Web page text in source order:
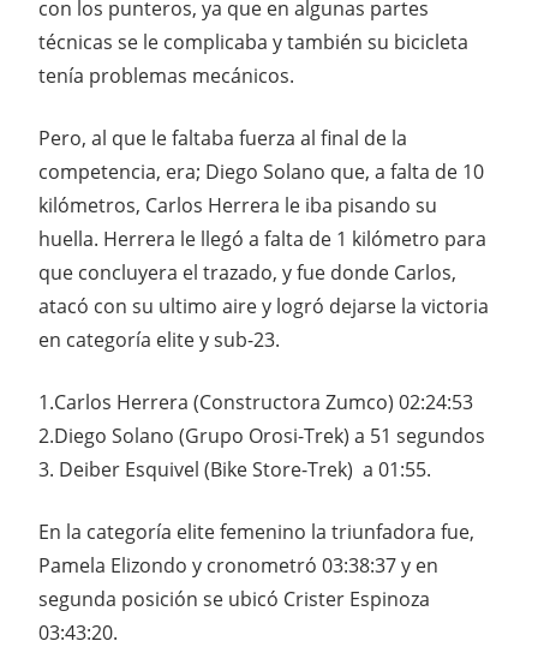
con los punteros, ya que en algunas partes
técnicas se le complicaba y también su bicicleta
tenía problemas mecánicos.
Pero, al que le faltaba fuerza al final de la
competencia, era; Diego Solano que, a falta de 10
kilómetros, Carlos Herrera le iba pisando su
huella. Herrera le llegó a falta de 1 kilómetro para
que concluyera el trazado, y fue donde Carlos,
atacó con su ultimo aire y logró dejarse la victoria
en categoría elite y sub-23.
1.Carlos Herrera (Constructora Zumco) 02:24:53
2.Diego Solano (Grupo Orosi-Trek) a 51 segundos
3. Deiber Esquivel (Bike Store-Trek) a 01:55.
En la categoría elite femenino la triunfadora fue,
Pamela Elizondo y cronometró 03:38:37 y en
segunda posición se ubicó Crister Espinoza
03:43:20.